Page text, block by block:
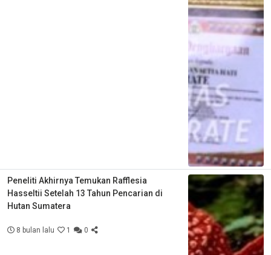
Peneliti Akhirnya Temukan Rafflesia
Hasseltii Setelah 13 Tahun Pencarian di
Hutan Sumatera
8 bulan lalu 1 0